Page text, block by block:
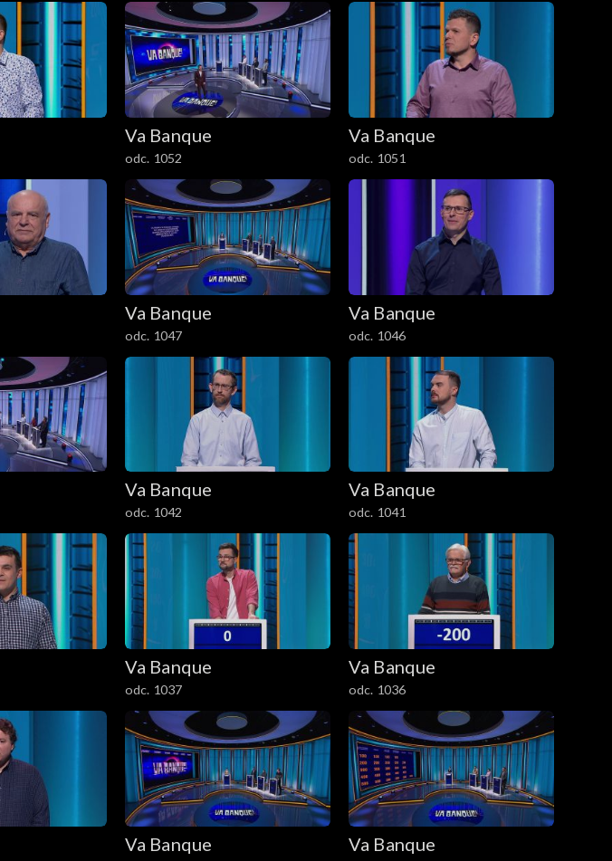
Va Banque
odc. 1052
Va Banque
odc. 1051
Va Banque
odc. 1047
Va Banque
odc. 1046
Va Banque
odc. 1042
Va Banque
odc. 1041
Va Banque
odc. 1037
Va Banque
odc. 1036
Va Banque Va Banque